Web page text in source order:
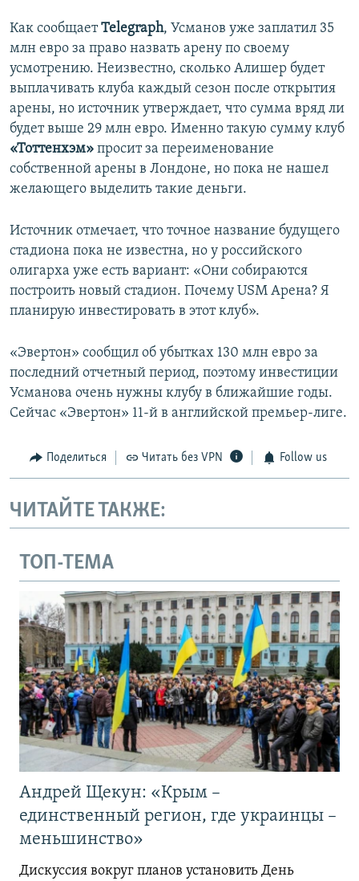
Как сообщаетTelegraph, Усманов уже заплатил 35
млн евро за право назвать арену по своему
усмотрению. Неизвестно, сколько Алишер будет
выплачивать клуба каждый сезон после открытия
арены, но источник утверждает, что сумма вряд ли
будет выше 29 млн евро. Именно такую сумму клуб
«Тоттенхэм» просит за переименование
собственной арены в Лондоне, но пока не нашел
желающего выделить такие деньги.
Источник отмечает, что точное название будущего
стадиона пока не известна, но у российского
олигарха уже есть вариант: «Они собираются
построить новый стадион. Почему USM Арена? Я
планирую инвестировать в этот клуб».
«Эвертон» сообщил об убытках 130 млн евро за
последний отчетный период, поэтому инвестиции
Усманова очень нужны клубу в ближайшие годы.
Сейчас «Эвертон» 11-й в английской премьер-лиге.
Поделиться Читать без VPN Follow us
ЧИТАЙТЕ ТАКЖЕ:
ТОП-ТЕМА
Андрей Щекун: «Крым –
единственный регион, где украинцы –
меньшинство»
Дискуссия вокруг планов установить День